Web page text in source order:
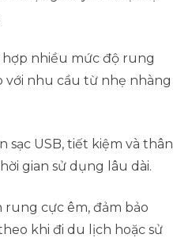
hợp nhiều mức độ rung
với nhu cầu từ nhẹ nhàng
sạc USB, tiết kiệm và thân
gian sử dụng lâu dài.
rung cực êm, đảm bảo
khi đi du lịch hoặc sử